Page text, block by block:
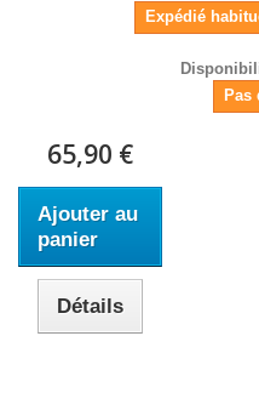
Expédié
Pas
65,90 €
Ajouter au
panier
Détails